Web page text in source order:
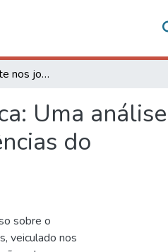
A divulgação debate nos jornais O Liberal e A Crítica: Uma análise da construção do discurso sobre as causas e consequências do desmatamento na Amazônia
Uma
do
sobre o
veiculado nos